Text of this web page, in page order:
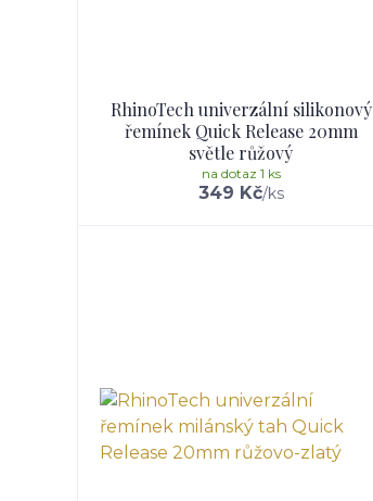
RhinoTech univerzální silikonový
řemínek Quick Release 20mm
světle růžový
349 Kč/ks
na dotaz 1 ks